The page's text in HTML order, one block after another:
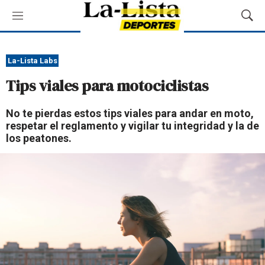
M
e
ú
M
o
ú
s
u
e
La-Lista Labs
Tips viales para motociclistas
No te pierdas estos tips viales para andar en moto,
respetar el reglamento y vigilar tu integridad y la de
los peatones.